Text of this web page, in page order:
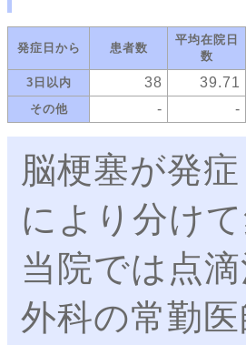
発症日から 患者数
平均在院日
数
3日以内 38 39.71
その他 - -
脳梗塞が発
により分け
当院では点
外科の常勤